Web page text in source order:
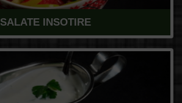
SALATE INSOTIRE